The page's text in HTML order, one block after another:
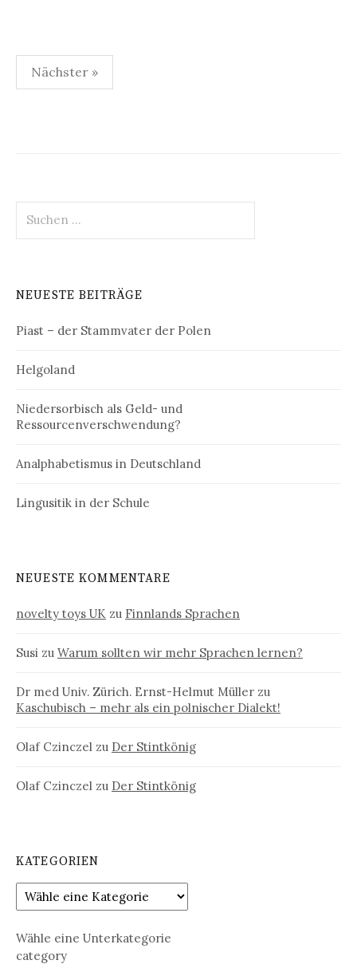
Seitennummerierung
der
Nächster »
nach:
NEUESTE BEITRÄGE
Piast – der Stammvater der Polen
Helgoland
Niedersorbisch als Geld- und
Ressourcenverschwendung?
Analphabetismus in Deutschland
Lingusitik in der Schule
NEUESTE KOMMENTARE
novelty toys UK zu Finnlands Sprachen
Susi zu Warum sollten wir mehr Sprachen lernen?
Dr med Univ. Zürich. Ernst-Helmut Müller zu
Kaschubisch – mehr als ein polnischer Dialekt!
Olaf Czinczel zu Der Stintkönig
Olaf Czinczel zu Der Stintkönig
KATEGORIEN
Wähle eine Unterkategorie
category